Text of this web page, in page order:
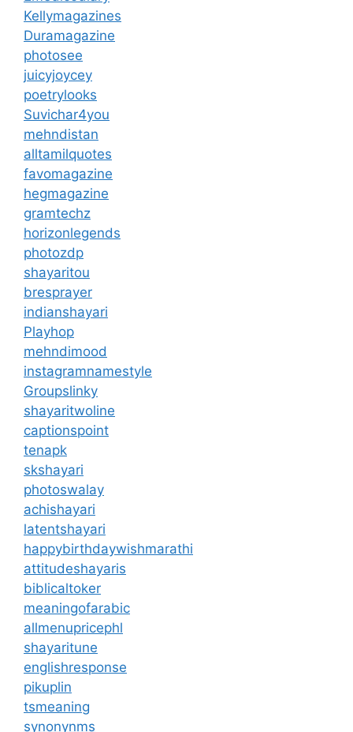
Kellymagazines
Duramagazine
photosee
juicyjoycey
poetrylooks
Suvichar4you
mehndistan
alltamilquotes
favomagazine
hegmagazine
gramtechz
horizonlegends
photozdp
shayaritou
bresprayer
indianshayari
Playhop
mehndimood
instagramnamestyle
Groupslinky
shayaritwoline
captionspoint
tenapk
skshayari
photoswalay
achishayari
latentshayari
happybirthdaywishmarathi
attitudeshayaris
biblicaltoker
meaningofarabic
allmenupricephl
shayaritune
englishresponse
pikuplin
tsmeaning
synonynms